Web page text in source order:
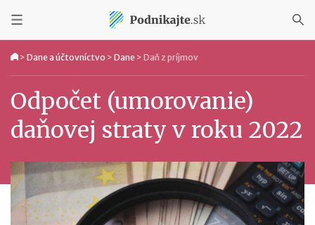
> Dane a účtovníctvo > Dane > Daň z príjmov
Odpočet (umorovanie)
daňovej straty v roku 2022